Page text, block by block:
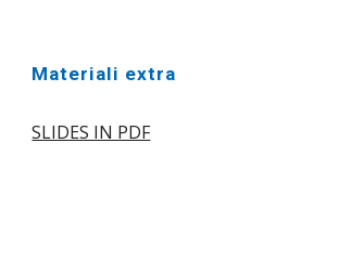
Materiali extra
SLIDES IN PDF